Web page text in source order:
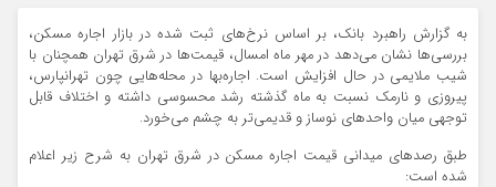
به گزارش راهبرد بانک، بر اساس نرخ‌های ثبت‌ شده در بازار اجاره مسکن،
بررسی‌ها نشان می‌دهد در مهر ماه امسال، قیمت‌ها در شرق تهران همچنان با
شیب ملایمی در حال افزایش است. اجاره‌بها در محله‌هایی چون تهرانپارس،
پیروزی و نارمک نسبت به ماه گذشته رشد محسوسی داشته و اختلاف قابل‌
توجهی میان واحدهای نوساز و قدیمی‌تر به چشم می‌خورد.
طبق رصدهای میدانی قیمت اجاره مسکن در شرق تهران به شرح زیر اعلام
شده است: